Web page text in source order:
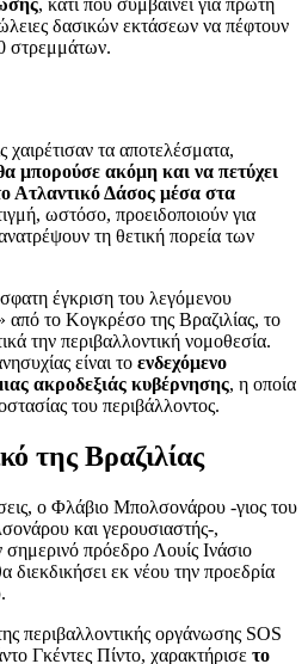
, κάτι που συμβαίνει για πρώτη
δασικών εκτάσεων να πέφτουν
στρεμμάτων.
χαιρέτισαν τα αποτελέσματα,
μπορούσε ακόμη και να πετύχει
Ατλαντικό Δάσος μέσα στα
ωστόσο, προειδοποιούν για
τη θετική πορεία των
έγκριση του λεγόμενου
από το Κογκρέσο της Βραζιλίας, το
την περιβαλλοντική νομοθεσία.
είναι το ενδεχόμενο
ακροδεξιάς κυβέρνησης, η οποία
του περιβάλλοντος.
της Βραζιλίας
ο Φλάβιο Μπολσονάρου -γιος του
και γερουσιαστής-,
σημερινό πρόεδρο Λουίς Ινάσιο
διεκδικήσει εκ νέου την προεδρία
περιβαλλοντικής οργάνωσης SOS
Γκέντες Πίντο, χαρακτήρισε το